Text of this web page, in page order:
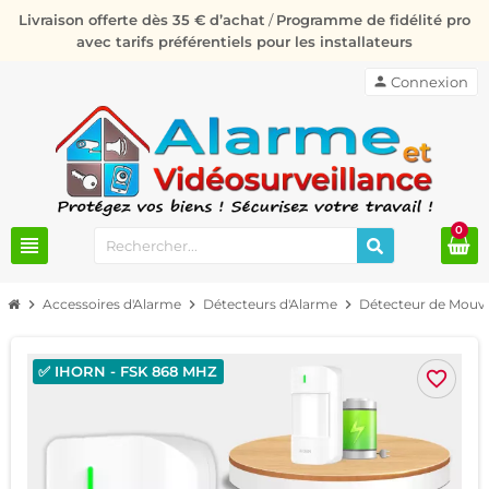
Livraison offerte dès 35 € d’achat /Programme de fidélité pro
avec tarifs préférentiels pour les installateurs
view_headline
person Connexion
0
chevron_right Accessoires d'Alarme chevron_right Détecteurs d'Alarme chevron_right Détecteur de
favorite_border
✅ IHORN - FSK 868 MHZ